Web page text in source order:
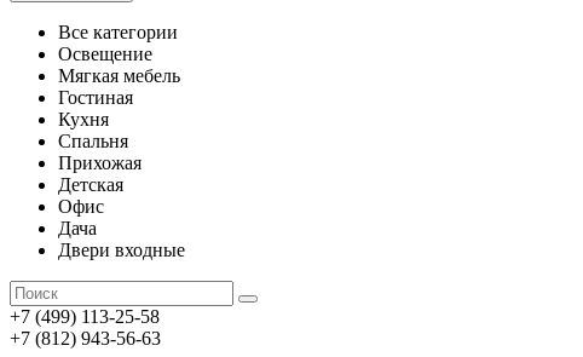
Все категории
Освещение
Мягкая мебель
Гостиная
Кухня
Спальня
Прихожая
Детская
Офис
Дача
Двери входные
+7 (499) 113-25-58
+7 (812) 943-56-63